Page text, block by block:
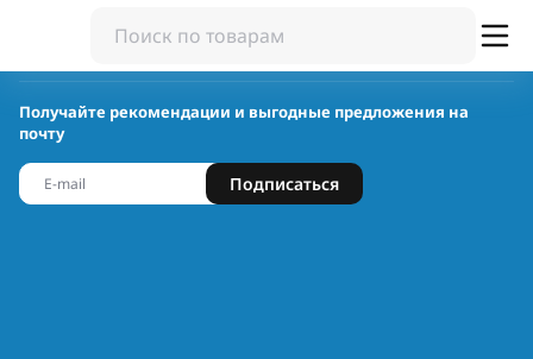
Получайте рекомендации и выгодные предложения на
почту
Подписаться